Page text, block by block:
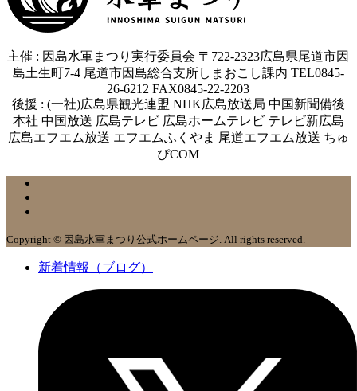
主催 : 因島水軍まつり実行委員会 〒722-2323広島県尾道市因
島土生町7-4 尾道市因島総合支所しまおこし課内 TEL0845-
26-6212 FAX0845-22-2203
後援 : (一社)広島県観光連盟 NHK広島放送局 中国新聞備後
本社 中国放送 広島テレビ 広島ホームテレビ テレビ新広島
広島エフエム放送 エフエムふくやま 尾道エフエム放送 ちゅ
ぴCOM
Copyright © 因島水軍まつり公式ホームページ. All rights reserved.
新着情報（ブログ）